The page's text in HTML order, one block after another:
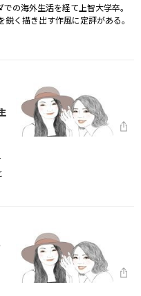
の海外生活を経て上智大学卒。
く描き出す作風に定評がある。